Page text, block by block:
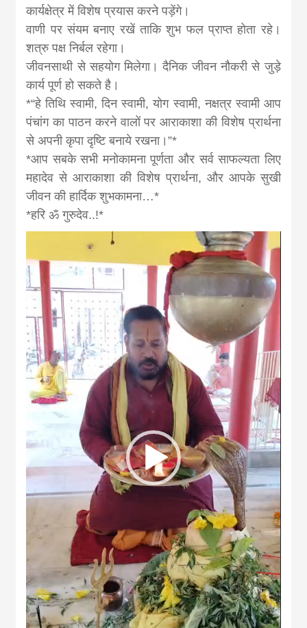
कार्यक्षेत्र में विशेष प्रयास करने पड़ेंगे।
वाणी पर संयम बनाए रखें ताकि शुभ फल प्राप्त होता रहे।
शत्रु पक्ष निर्बल रहेगा।
जीवनसाथी से सहयोग मिलेगा। दैनिक जीवन नौकरी से जुड़े
कार्य पूर्ण हो सकते है।
*“हे तिथि स्वामी, दिन स्वामी, योग स्वामी, नक्षत्र स्वामी आप
पंचांग का पाठन करने वालों पर आराकाशा की विशेष प्रार्थना
से अपनी कृपा दृष्टि बनाये रखना।”*
*आप सबके सभी मनोकामना पूर्णता और सर्व साफल्यता लिए
महादेव से आराकाशा की विशेष प्रार्थना, और आपके सुखी
जीवन की हार्दिक शुभकामना…*
*हरि ॐ गुरुदेव..!*
Player